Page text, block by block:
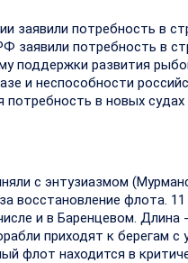
потребность в
заявили потребность в
поддержки развития
и неспособности
в новых
с энтузиазмом
восстановление флота.
и в Баренцевом. Длина
приходят к берегам с
флот находится в